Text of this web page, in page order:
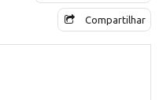
Compartilhar